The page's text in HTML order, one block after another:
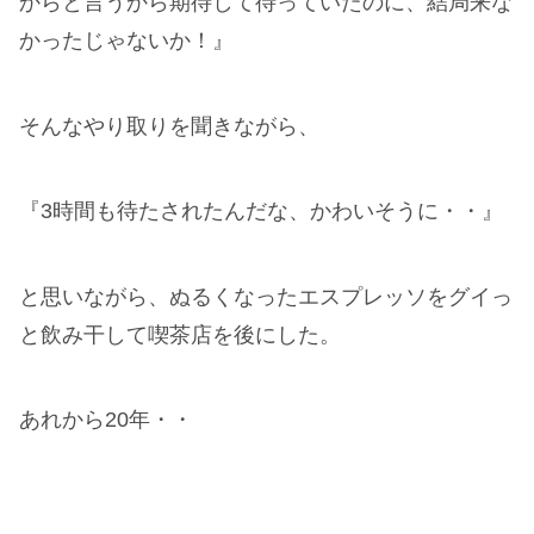
かったじゃないか！』
そんなやり取りを聞きながら、
『3時間も待たされたんだな、かわいそうに・・』
と思いながら、ぬるくなったエスプレッソをグイっ
と飲み干して喫茶店を後にした。
あれから20年・・